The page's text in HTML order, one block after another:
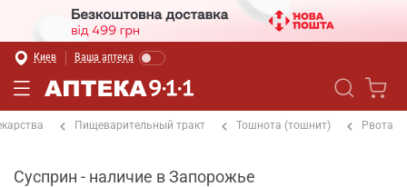
Киев Ваша аптека
Пищеварительный тракт Тошнота (тошнит) Рвота
Сусприн - наличие в Запорожье